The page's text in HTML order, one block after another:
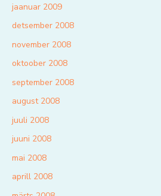
jaanuar 2009
detsember 2008
november 2008
oktoober 2008
september 2008
august 2008
juuli 2008
juuni 2008
mai 2008
aprill 2008